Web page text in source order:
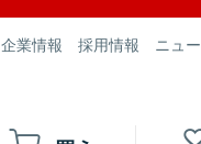
企業情報 採用情報 ニュ